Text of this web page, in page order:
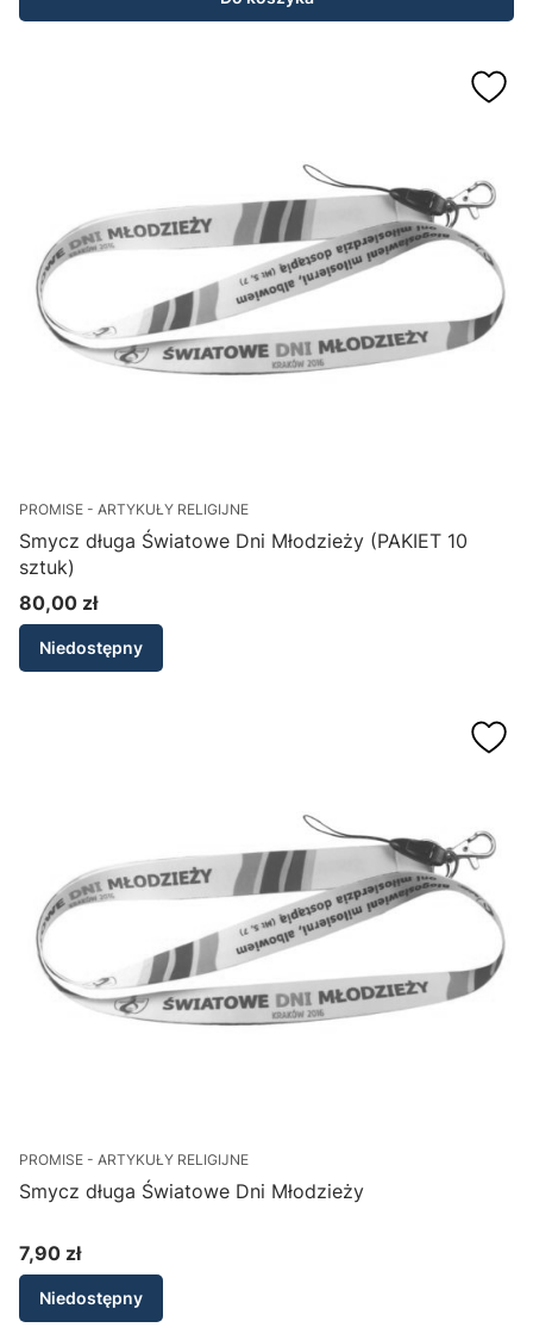
PROMISE - ARTYKUŁY RELIGIJNE
Smycz długa Światowe Dni Młodzieży (PAKIET 10
sztuk)
Cena
80,00 zł
Niedostępny
PROMISE - ARTYKUŁY RELIGIJNE
Smycz długa Światowe Dni Młodzieży
Cena
7,90 zł
Niedostępny